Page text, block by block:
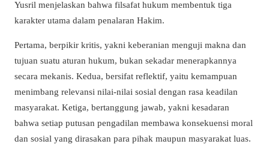
Yusril menjelaskan bahwa filsafat hukum membentuk tiga
karakter utama dalam penalaran Hakim.
Pertama, berpikir kritis, yakni keberanian menguji makna dan
tujuan suatu aturan hukum, bukan sekadar menerapkannya
secara mekanis. Kedua, bersifat reflektif, yaitu kemampuan
menimbang relevansi nilai-nilai sosial dengan rasa keadilan
masyarakat. Ketiga, bertanggung jawab, yakni kesadaran
bahwa setiap putusan pengadilan membawa konsekuensi moral
dan sosial yang dirasakan para pihak maupun masyarakat luas.